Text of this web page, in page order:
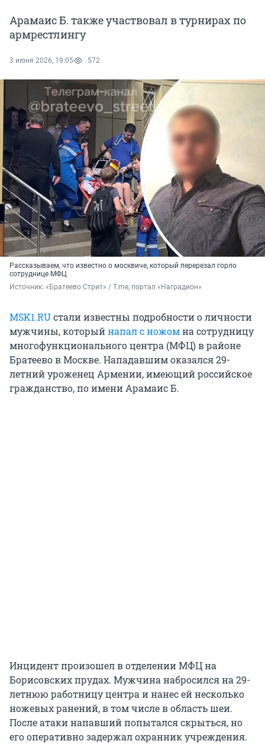
Арамаис Б. также участвовал в турнирах по
армрестлингу
3 июня 2026, 19:05 572
Рассказываем, что известно о москвиче, который перерезал горло
сотруднице МФЦ
Источник: «Братеево Стрит» / T.me, портал «Наградион»
MSK1.RUстали известны подробности о личности
мужчины, которыйнапал с ножомна сотрудницу
многофункционального центра (МФЦ) в районе
Братеево в Москве. Нападавшим оказался 29-
летний уроженец Армении, имеющий российское
гражданство, по имениАрамаис Б.
Инцидент произошел в отделении МФЦ на
Борисовских прудах. Мужчина набросился на 29-
летнюю работницу центра и нанес ей несколько
ножевых ранений, в том числе в область шеи.
После атаки напавший попытался скрыться, но
его оперативно задержал охранник учреждения.